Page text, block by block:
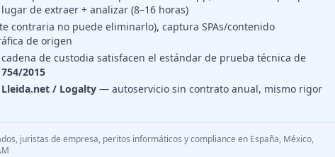
de extraer + analizar (8–16 horas)
contraria no puede eliminarlo), captura SPAs/contenido
de origen
de custodia satisfacen el estándar de prueba técnica de
754/2015
Lleida.net / Logalty — autoservicio sin contrato anual, mismo rigor
juristas de empresa, peritos informáticos y compliance en España, México,